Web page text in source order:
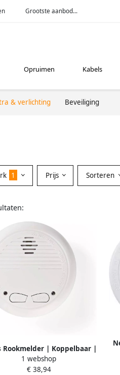
Grootste aanbod...
Opruimen Kabels
& verlichting Beveiliging
1 Prijs Sorteren
Rookmelder | Koppelbaar |
| 85 dB | Wit | 1 stuks
DTCTSC10WT2
1 webshop
€ 38,94